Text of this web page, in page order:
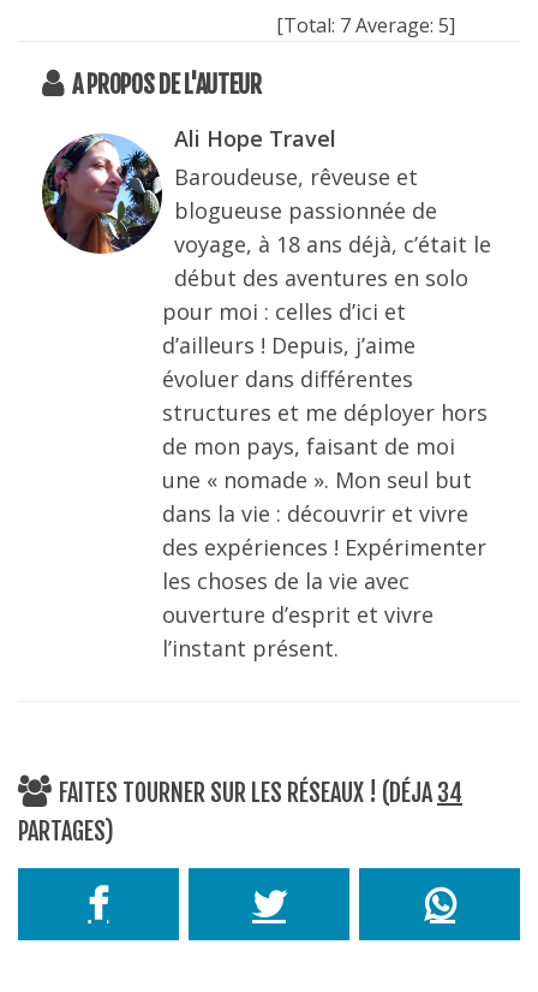
[Total: 7Average: 5]
A PROPOS DE L'AUTEUR
Ali Hope Travel
Baroudeuse, rêveuse et
blogueuse passionnée de
voyage, à 18 ans déjà, c’était le
début des aventures en solo
pour moi : celles d’ici et
d’ailleurs ! Depuis, j’aime
évoluer dans différentes
structures et me déployer hors
de mon pays, faisant de moi
une « nomade ». Mon seul but
dans la vie : découvrir et vivre
des expériences ! Expérimenter
les choses de la vie avec
ouverture d’esprit et vivre
l’instant présent.
FAITES TOURNER SUR LES RÉSEAUX ! (DÉJA 34
PARTAGES)